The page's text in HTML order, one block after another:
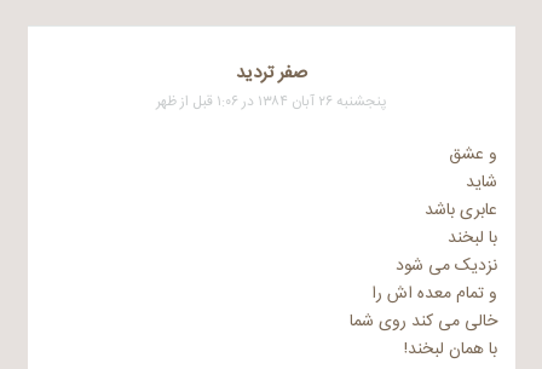
صفر تردید
پنجشنبه ۲۶ آبان ۱۳۸۴ در ۱:۰۶ قبل از ظهر
و عشق
شاید
عابری باشد
با لبخند
نزدیک می شود
و تمام معده اش را
خالی می کند روی شما
با همان لبخند!